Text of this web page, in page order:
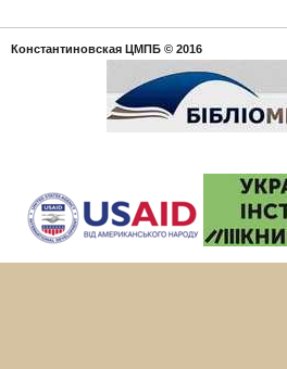
Константиновская ЦМПБ © 2016